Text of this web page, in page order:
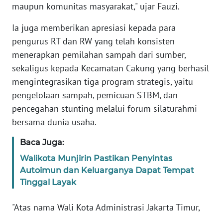
maupun komunitas masyarakat," ujar Fauzi.
Ia juga memberikan apresiasi kepada para
pengurus RT dan RW yang telah konsisten
menerapkan pemilahan sampah dari sumber,
sekaligus kepada Kecamatan Cakung yang berhasil
mengintegrasikan tiga program strategis, yaitu
pengelolaan sampah, pemicuan STBM, dan
pencegahan stunting melalui forum silaturahmi
bersama dunia usaha.
Baca Juga:
Walikota Munjirin Pastikan Penyintas
Autoimun dan Keluarganya Dapat Tempat
Tinggal Layak
"Atas nama Wali Kota Administrasi Jakarta Timur,
WN
PAPUA
WN
PAPUA
BARAT
WN
RIAU
SERAMBI
WN